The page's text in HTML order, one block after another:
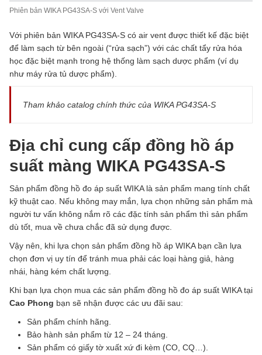
Phiên bản WIKA PG43SA-S với Vent Valve
Với phiên bản WIKA PG43SA-S có air vent được thiết kế đặc biệt
để làm sạch từ bên ngoài (“rửa sạch”) với các chất tẩy rửa hóa
học đặc biệt mạnh trong hệ thống làm sạch dược phẩm (ví dụ
như máy rửa tủ dược phẩm).
Tham khảo catalog chính thức của WIKA PG43SA-S
Địa chỉ cung cấp đồng hồ áp
suất màng WIKA PG43SA-S
Sản phẩm đồng hồ đo áp suất WIKA là sản phẩm mang tính chất
kỹ thuật cao. Nếu không may mắn, lựa chọn những sản phẩm mà
người tư vấn không nắm rõ các đặc tính sản phẩm thì sản phẩm
dù tốt, mua về chưa chắc đã sử dụng được.
Vậy nên, khi lựa chọn sản phẩm đồng hồ áp WIKA bạn cần lựa
chọn đơn vị uy tín để tránh mua phải các loại hàng giả, hàng
nhái, hàng kém chất lượng.
Khi bạn lựa chọn mua các sản phẩm đồng hồ đo áp suất WIKA tại
Cao Phong bạn sẽ nhận được các ưu đãi sau:
Sản phẩm chính hãng.
Bảo hành sản phẩm từ 12 – 24 tháng.
Sản phẩm có giấy tờ xuất xứ đi kèm (CO, CQ…).